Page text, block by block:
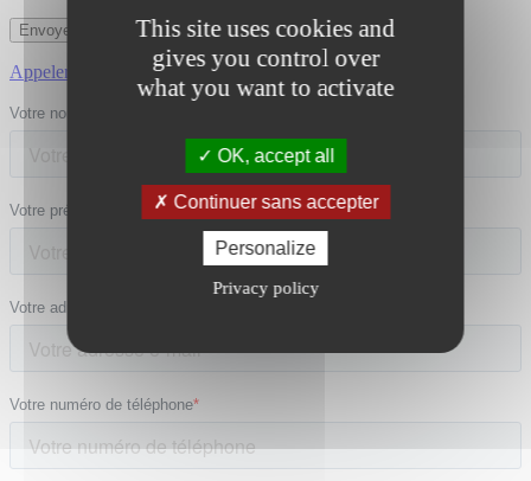
This site uses cookies and
gives you control over
what you want to activate
OK, accept all
Continuer sans accepter
Personalize
Privacy policy
Appeler directement Acanthe